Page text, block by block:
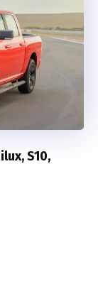
S10,